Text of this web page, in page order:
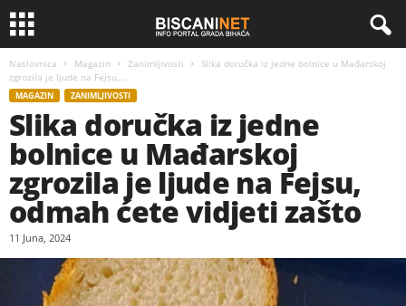
Naslovnica Magazin Zanimljivosti
Slika doručka iz jedne bolnice u Mađarskoj
zgrozila je ljude na Fejsu,...
MAGAZIN ZANIMLJIVOSTI
Slika doručka iz jedne
bolnice u Mađarskoj
zgrozila je ljude na Fejsu,
odmah ćete vidjeti zašto
11 Juna, 2024